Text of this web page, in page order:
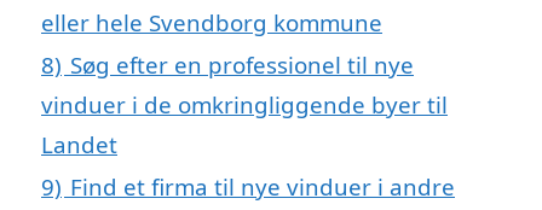
eller hele Svendborg kommune
8) Søg efter en professionel til nye
vinduer i de omkringliggende byer til
Landet
9) Find et firma til nye vinduer i andre